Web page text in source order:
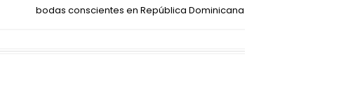
bodas conscientes en República Dominicana